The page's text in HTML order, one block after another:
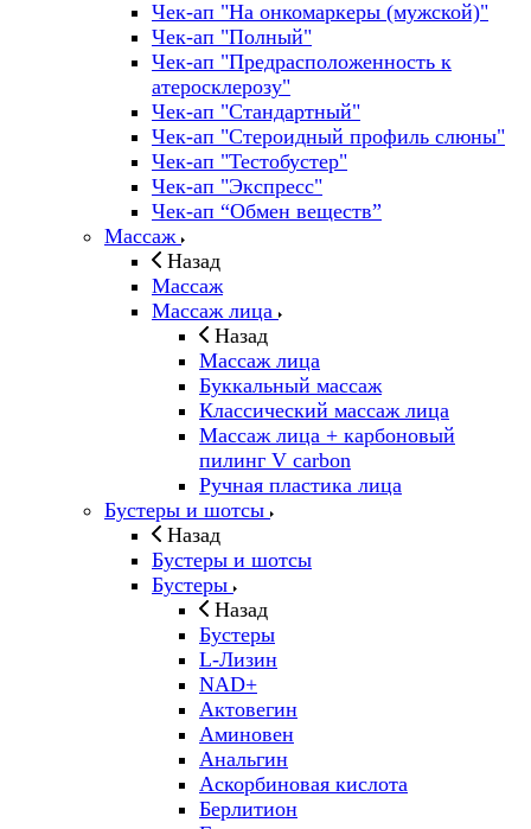
Чек-ап "На онкомаркеры (мужской)"
Чек-ап "Полный"
Чек-ап "Предрасположенность к
атеросклерозу"
Чек-ап "Стандартный"
Чек-ап "Стероидный профиль слюны"
Чек-ап "Тестобустер"
Чек-ап "Экспресс"
Чек-ап “Обмен веществ”
Массаж
Назад
Массаж
Массаж лица
Назад
Массаж лица
Буккальный массаж
Классический массаж лица
Массаж лица + карбоновый
пилинг V carbon
Ручная пластика лица
Бустеры и шотсы
Назад
Бустеры и шотсы
Бустеры
Назад
Бустеры
L-Лизин
NAD+
Актовегин
Аминовен
Анальгин
Аскорбиновая кислота
Берлитион